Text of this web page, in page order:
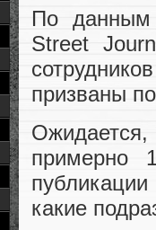
По данным
Street
призваны
примерно
какие